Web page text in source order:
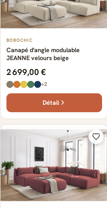
BOBOCHIC
Canapé d'angle modulable
JEANNE velours beige
2 699,00 €
+2
Détail